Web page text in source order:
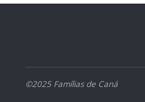
©2025 Famílias de Caná